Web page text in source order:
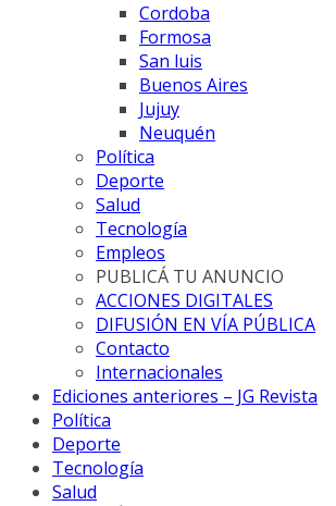
Cordoba
Formosa
San luis
Buenos Aires
Jujuy
Neuquén
Política
Deporte
Salud
Tecnología
Empleos
PUBLICÁ TU ANUNCIO
ACCIONES DIGITALES
DIFUSIÓN EN VÍA PÚBLICA
Contacto
Internacionales
Ediciones anteriores – JG Revista
Política
Deporte
Tecnología
Salud